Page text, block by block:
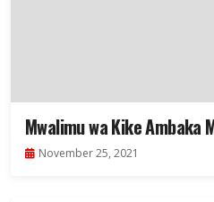
Mwalimu wa Kike Ambaka
November 25, 2021